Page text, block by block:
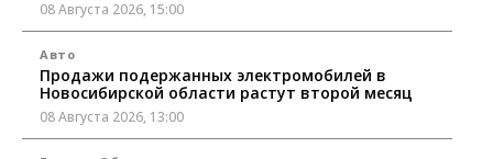
08 Августа 2026, 15:00
Авто
Продажи подержанных электромобилей в
Новосибирской области растут второй месяц
08 Августа 2026, 13:00